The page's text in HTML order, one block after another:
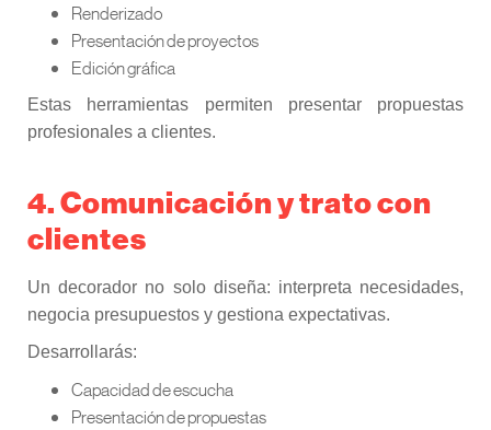
Renderizado
Presentación de proyectos
Edición gráfica
Estas herramientas permiten presentar propuestas
profesionales a clientes.
4. Comunicación y trato con
clientes
Un decorador no solo diseña: interpreta necesidades,
negocia presupuestos y gestiona expectativas.
Desarrollarás:
Capacidad de escucha
Presentación de propuestas